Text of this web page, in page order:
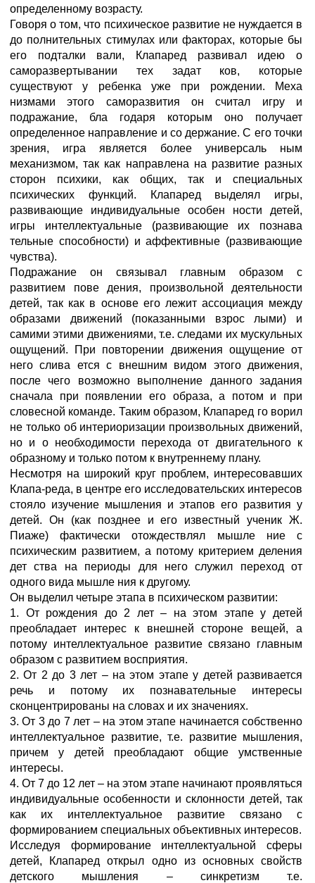
определенному возрасту.
Говоря о том, что психическое развитие не нуждается в
до полнительных стимулах или факторах, которые бы
его подталки вали, Клапаред развивал идею о
саморазвертывании тех задат ков, которые
существуют у ребенка уже при рождении. Меха
низмами этого саморазвития он считал игру и
подражание, бла годаря которым оно получает
определенное направление и со держание. С его точки
зрения, игра является более универсаль ным
механизмом, так как направлена на развитие разных
сторон психики, как общих, так и специальных
психических функций. Клапаред выделял игры,
развивающие индивидуальные особен ности детей,
игры интеллектуальные (развивающие их познава
тельные способности) и аффективные (развивающие
чувства).
Подражание он связывал главным образом с
развитием пове дения, произвольной деятельности
детей, так как в основе его лежит ассоциация между
образами движений (показанными взрос лыми) и
самими этими движениями, т.е. следами их мускульных
ощущений. При повторении движения ощущение от
него слива ется с внешним видом этого движения,
после чего возможно выполнение данного задания
сначала при появлении его образа, а потом и при
словесной команде. Таким образом, Клапаред го ворил
не только об интериоризации произвольных движений,
но и о необходимости перехода от двигательного к
образному и только потом к внутреннему плану.
Несмотря на широкий круг проблем, интересовавших
Клапа-реда, в центре его исследовательских интересов
стояло изучение мышления и этапов его развития у
детей. Он (как позднее и его известный ученик Ж.
Пиаже) фактически отождествлял мышле ние с
психическим развитием, а потому критерием деления
дет ства на периоды для него служил переход от
одного вида мышле ния к другому.
Он выделил четыре этапа в психическом развитии:
1. От рождения до 2 лет – на этом этапе у детей
преобладает интерес к внешней стороне вещей, а
потому интеллектуальное развитие связано главным
образом с развитием восприятия.
2. От 2 до 3 лет – на этом этапе у детей развивается
речь и потому их познавательные интересы
сконцентрированы на словах и их значениях.
3. От 3 до 7 лет – на этом этапе начинается собственно
интеллектуальное развитие, т.е. развитие мышления,
причем у детей преобладают общие умственные
интересы.
4. От 7 до 12 лет – на этом этапе начинают проявляться
индивидуальные особенности и склонности детей, так
как их интеллектуальное развитие связано с
формированием специальных объективных интересов.
Исследуя формирование интеллектуальной сферы
детей, Клапаред открыл одно из основных свойств
детского мышления – синкретизм т.е.